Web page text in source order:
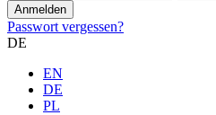
Passwort vergessen?
DE
EN
DE
PL